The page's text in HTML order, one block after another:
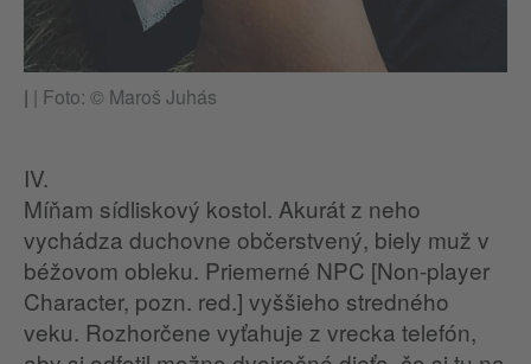
| | Foto: © Maroš Juhás
IV.
Míňam sídliskový kostol. Akurát z neho
vychádza duchovne občerstvený, biely muž v
béžovom obleku. Priemerné NPC [Non-player
Character, pozn. red.] vyššieho stredného
veku. Rozhorčene vyťahuje z vrecka telefón,